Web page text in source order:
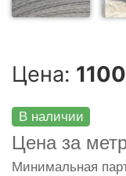
Цена: 1100
В наличии
Цена за
Минимальная